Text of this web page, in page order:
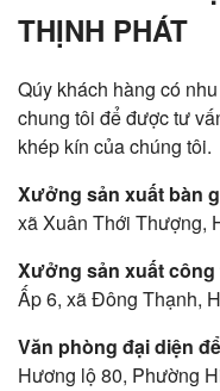
THỊNH PHÁT
Qúy khách hàng có
chung tôi để được tư
khép kín của chúng tôi.
Xưởng sản xuất bàn
xã Xuân Thới Thượng,
Xưởng sản xuất công
Ấp 6, xã Đông Thạnh,
Văn phòng đại diện
Hương lộ 80, Phường